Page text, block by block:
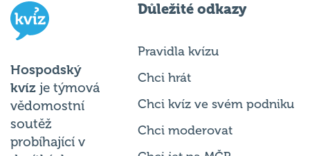
Hospodský
kvíz je týmová
vědomostní
soutěž
probíhající v
Důležité odkazy
Pravidla kvízu
Chci hrát
Chci kvíz ve svém podniku
Chci moderovat